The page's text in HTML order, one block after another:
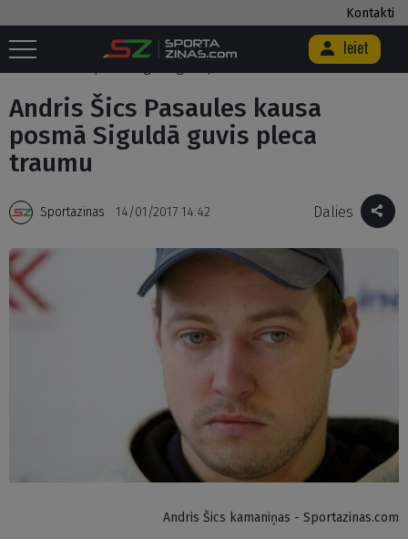
Kontakti
Ieiet
Sākums Ziemas sporta veidi / Kamaniņas
Andris Šics
Andris Šics Pasaules kausa
posmā Siguldā guvis pleca
traumu
Sportazinas 14/01/2017 14:42 Dalies
Andris Šics kamaniņas - Sportazinas.com